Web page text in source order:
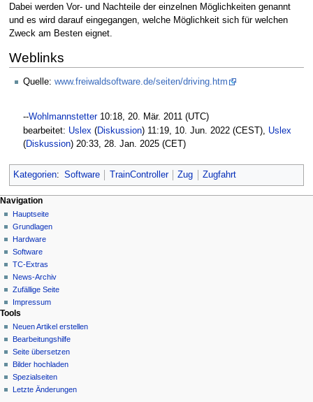
Dabei werden Vor- und Nachteile der einzelnen Möglichkeiten genannt
und es wird darauf eingegangen, welche Möglichkeit sich für welchen
Zweck am Besten eignet.
Weblinks
Quelle: www.freiwaldsoftware.de/seiten/driving.htm
--Wohlmannstetter10:18, 20. Mär. 2011 (UTC)
bearbeitet: Uslex (Diskussion) 11:19, 10. Jun. 2022 (CEST), Uslex
(Diskussion) 20:33, 28. Jan. 2025 (CET)
Kategorien: Software TrainController Zug Zugfahrt
N
a
v
g
a
i
o
n
s
m
e
Seitenaktionen
Seite
Diskussion
Lesen
Quelltext
anzeigen
Versionsgeschichte
Meine Werkzeuge
Deutsch
Anmelden
Navigation
Hauptseite
Grundlagen
Hardware
Software
TC-Extras
News-Archiv
Zufällige Seite
Impressum
Tools
Neuen Artikel erstellen
Bearbeitungshilfe
Seite übersetzen
Bilder hochladen
Spezialseiten
Letzte Änderungen